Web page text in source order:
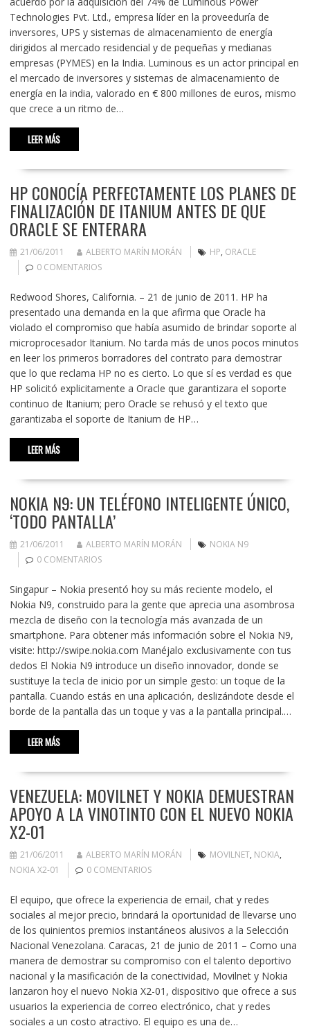
Technologies Pvt. Ltd., empresa líder en la proveeduría de
inversores, UPS y sistemas de almacenamiento de energía
dirigidos al mercado residencial y de pequeñas y medianas
empresas (PYMES) en la India. Luminous es un actor principal en
el mercado de inversores y sistemas de almacenamiento de
energía en la india, valorado en € 800 millones de euros, mismo
que crece a un ritmo de…
LEER MÁS
HP CONOCÍA PERFECTAMENTE LOS PLANES DE
FINALIZACIÓN DE ITANIUM ANTES DE QUE
ORACLE SE ENTERARA
21/06/2011 ALBERTO MARÍN MORÁN HP, ORACLE
0 COMENTARIOS
Redwood Shores, California. – 21 de junio de 2011. HP ha
presentado una demanda en la que afirma que Oracle ha
violado el compromiso que había asumido de brindar soporte al
microprocesador Itanium. No tarda más de unos pocos minutos
en leer los primeros borradores del contrato para demostrar
que lo que reclama HP no es cierto. Lo que sí es verdad es que
HP solicitó explicitamente a Oracle que garantizara el soporte
continuo de Itanium; pero Oracle se rehusó y el texto que
garantizaba el soporte de Itanium de HP…
LEER MÁS
NOKIA N9: UN TELÉFONO INTELIGENTE ÚNICO,
‘TODO PANTALLA’
21/06/2011 ALBERTO MARÍN MORÁN
NOKIA N9
0 COMENTARIOS
Singapur – Nokia presentó hoy su más reciente modelo, el
Nokia N9, construido para la gente que aprecia una asombrosa
mezcla de diseño con la tecnología más avanzada de un
smartphone. Para obtener más información sobre el Nokia N9,
visite: http://swipe.nokia.com Manéjalo exclusivamente con tus
dedos El Nokia N9 introduce un diseño innovador, donde se
sustituye la tecla de inicio por un simple gesto: un toque de la
pantalla. Cuando estás en una aplicación, deslizándote desde el
borde de la pantalla das un toque y vas a la pantalla principal.…
LEER MÁS
VENEZUELA: MOVILNET Y NOKIA DEMUESTRAN
APOYO A LA VINOTINTO CON EL NUEVO NOKIA
X2-01
21/06/2011 ALBERTO MARÍN MORÁN MOVILNET, NOKIA,
NOKIA X2-01
0 COMENTARIOS
El equipo, que ofrece la experiencia de email, chat y redes
sociales al mejor precio, brindará la oportunidad de llevarse uno
de los quinientos premios instantáneos alusivos a la Selección
Nacional Venezolana. Caracas, 21 de junio de 2011 – Como una
manera de demostrar su compromiso con el talento deportivo
nacional y la masificación de la conectividad, Movilnet y Nokia
lanzaron hoy el nuevo Nokia X2-01, dispositivo que ofrece a sus
usuarios la experiencia de correo electrónico, chat y redes
sociales a un costo atractivo. El equipo es una de…